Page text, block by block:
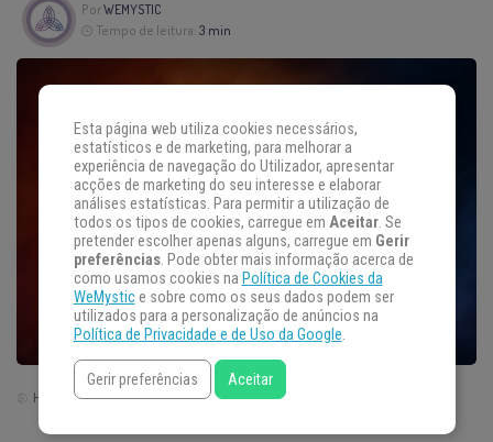
PorWEMYSTIC
Tempo de leitura: 3 min
Horário de Brasília | Brasil (GTM -3)
Esta página web utiliza cookies necessários,
estatísticos e de marketing, para melhorar a
experiência de navegação do Utilizador, apresentar
acções de marketing do seu interesse e elaborar
análises estatísticas. Para permitir a utilização de
todos os tipos de cookies, carregue em Aceitar. Se
pretender escolher apenas alguns, carregue em Gerir
preferências. Pode obter mais informação acerca de
como usamos cookies na Política de Cookies da
WeMystice sobre como os seus dados podem ser
utilizados para a personalização de anúncios na
Política de Privacidade e de Uso da Google.
Gerir preferências Aceitar